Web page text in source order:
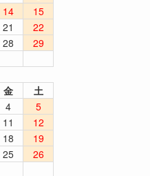
14
15
21
22
28
29
金
土
4
5
11
12
18
19
25
26